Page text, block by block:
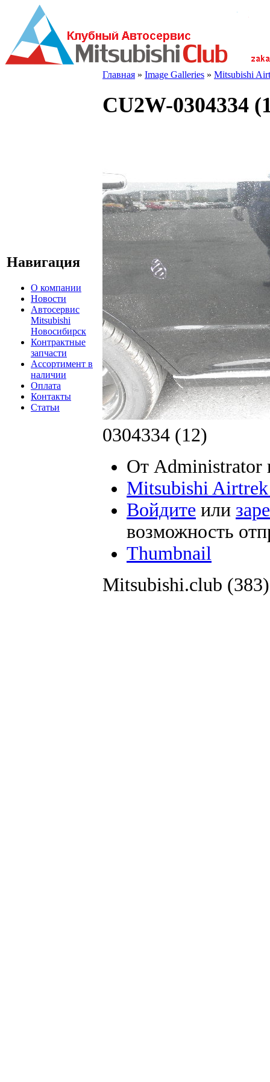
Навигация
О компании
Новости
Автосервис
Mitsubishi
Новосибирск
Контрактные
запчасти
Ассортимент в
наличии
Оплата
Контакты
Статьи
Главная » Image Galleries » Mitsubishi
CU2W-0304334
0304334 (12)
От Administrator
Mitsubishi
Войдите или
возможность
Thumbnail
Mitsubishi.club